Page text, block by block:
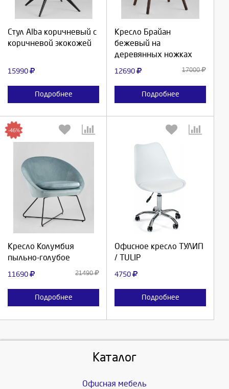
Стул Alba коричневый c
коричневой экокожей
15990
Подробнее
Продолжить
Кресло Брайан
бежевый на
деревянных ножках
12690 17000
Подробнее
Продолжить
Отмена
Кресло Колумбия
пыльно-голубое
-46%
11690 21490
Подробнее
Выберите количество:
Отмена
Офисное кресло ТУЛИП
/ TULIP
4750
Подробнее
Выберите количество:
Каталог
Офисная мебель